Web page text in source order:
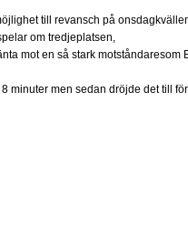
till revansch på
om tredjeplatsen,
mot en så stark
minuter men sedan dröjde det till